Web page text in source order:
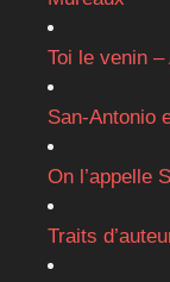
Toi le venin
San-Antonio
On l’appelle
Traits